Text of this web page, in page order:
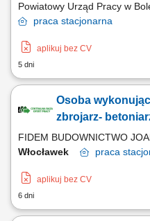
Powiatowy Urząd Pracy w
praca stacjonarna
aplikuj bez CV
5 dni
Osoba
zbrojarz-
FIDEM BUDOWNICTWO
Włocławek
praca
aplikuj bez CV
6 dni